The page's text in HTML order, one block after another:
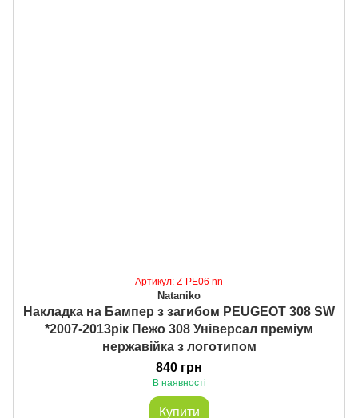
Артикул: Z-PE06 nn
Nataniko
Накладка на Бампер з загибом PEUGEOT 308 SW
*2007-2013рік Пежо 308 Універсал преміум
нержавійка з логотипом
840 грн
В наявності
Купити